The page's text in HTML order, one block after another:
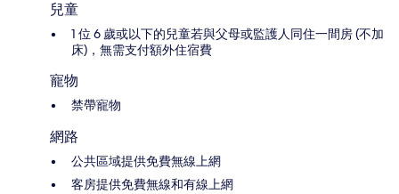
兒童
1 位 6 歲或以下的兒童若與父母或監護人同住一間房 (不加
床)，無需支付額外住宿費
寵物
禁帶寵物
網路
公共區域提供免費無線上網
客房提供免費無線和有線上網